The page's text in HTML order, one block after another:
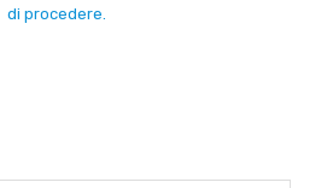
di procedere.